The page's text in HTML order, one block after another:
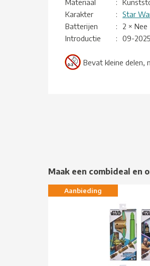
Materiaal
:
Karakter
:
Star
Batterijen
:
2 × Nee
Introductie
: 09-2025
Bevat kleine delen,
Maak een combideal en
Aanbieding